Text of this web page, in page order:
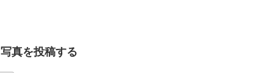
真を投稿する